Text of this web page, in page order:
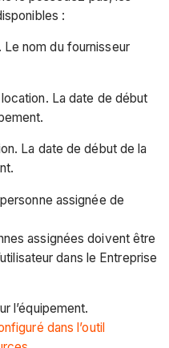
:
Le nom du fournisseur
La date de début
La date de début de la
assignée de
assignées doivent être
dans le Entreprise
l’équipement.
dans l’outil